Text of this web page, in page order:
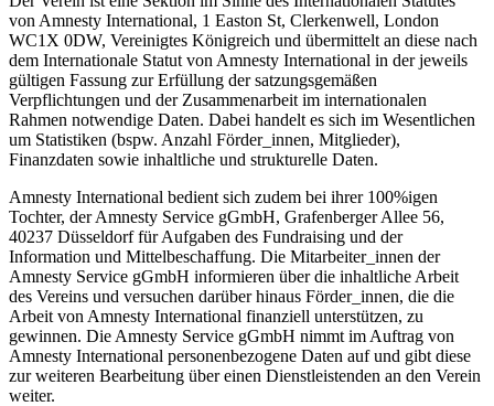
von Amnesty International, 1 Easton St, Clerkenwell, London
WC1X 0DW, Vereinigtes Königreich und übermittelt an diese nach
dem Internationale Statut von Amnesty International in der jeweils
gültigen Fassung zur Erfüllung der satzungsgemäßen
Verpflichtungen und der Zusammenarbeit im internationalen
Rahmen notwendige Daten. Dabei handelt es sich im Wesentlichen
um Statistiken (bspw. Anzahl Förder_innen, Mitglieder),
Finanzdaten sowie inhaltliche und strukturelle Daten.
Amnesty International bedient sich zudem bei ihrer 100%igen
Tochter, der Amnesty Service gGmbH, Grafenberger Allee 56,
40237 Düsseldorf für Aufgaben des Fundraising und der
Information und Mittelbeschaffung. Die Mitarbeiter_innen der
Amnesty Service gGmbH informieren über die inhaltliche Arbeit
des Vereins und versuchen darüber hinaus Förder_innen, die die
Arbeit von Amnesty International finanziell unterstützen, zu
gewinnen. Die Amnesty Service gGmbH nimmt im Auftrag von
Amnesty International personenbezogene Daten auf und gibt diese
zur weiteren Bearbeitung über einen Dienstleistenden an den Verein
weiter.